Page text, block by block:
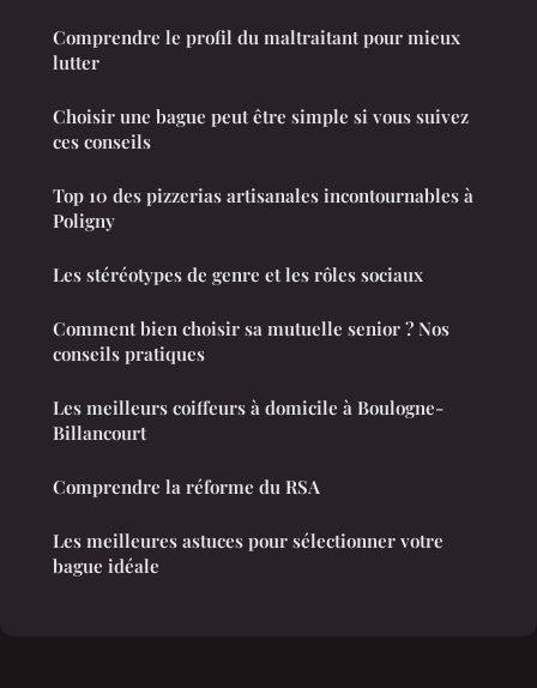
Comprendre le profil du maltraitant pour mieux
lutter
Choisir une bague peut être simple si vous suivez
ces conseils
Top 10 des pizzerias artisanales incontournables à
Poligny
Les stéréotypes de genre et les rôles sociaux
Comment bien choisir sa mutuelle senior ? Nos
conseils pratiques
Les meilleurs coiffeurs à domicile à Boulogne-
Billancourt
Comprendre la réforme du RSA
Les meilleures astuces pour sélectionner votre
bague idéale